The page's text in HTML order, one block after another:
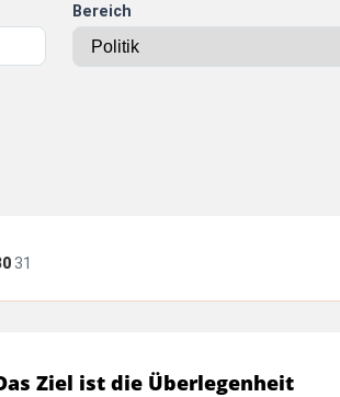
Bereich
31
Ziel ist die Überlegenheit